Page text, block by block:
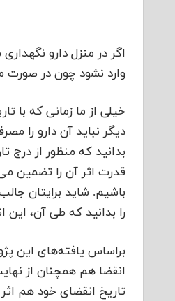
اگر در منزل دارو
وارد نشود چون در
خیلی از ما زمانی که با
دیگر نباید آن دارو را
بدانید که منظور از درج
قدرت اثر آن را تضمین
باشیم. شاید برایتان
را بدانید که طی آن،
انقضا هم همچنان از
تاریخ انقضای خود هم